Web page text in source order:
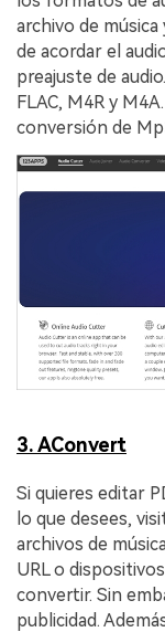
archivo de
de acordar el
preajuste de
FLAC, M4R y
conversión de
3. AConvert
Si quieres editar
lo que desees,
archivos de
URL o
convertir. Sin
publicidad.